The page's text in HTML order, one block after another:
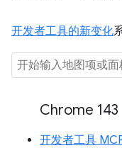
开发者工具的新变化
Chrome 143
开发者工具